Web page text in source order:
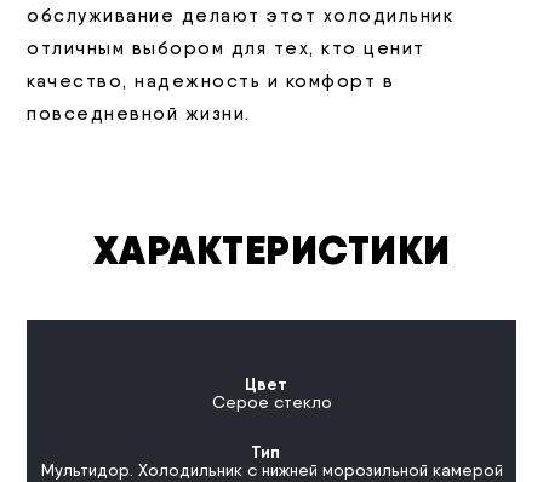
обслуживание делают этот холодильник
отличным выбором для тех, кто ценит
качество, надежность и комфорт в
повседневной жизни.
ХАРАКТЕРИСТИКИ
Цвет
Серое стекло
Тип
Мультидор. Холодильник с нижней морозильной камерой